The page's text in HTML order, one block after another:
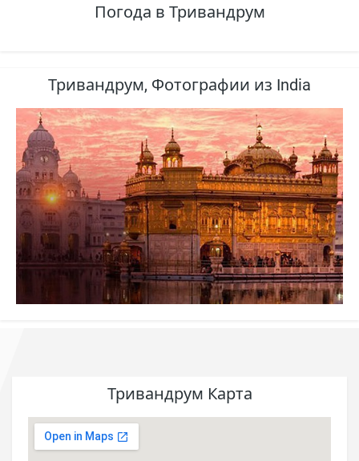
Погода в Тривандрум
Тривандрум, Фотографии из India
Тривандрум Карта